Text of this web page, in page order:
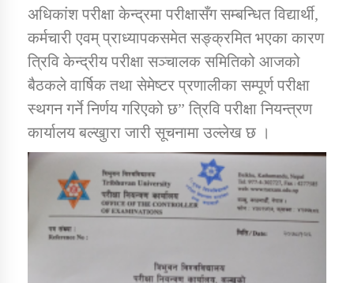
कार्यक्रम कार्यान्वयन एकाई जुम्लाको सुचना
अधिकांश परीक्षा केन्द्रमा परीक्षासँग सम्बन्धित विद्यार्थी,
कर्मचारी एवम् प्राध्यापकसमेत सङ्क्रमित भएका कारण
त्रिवि केन्द्रीय परीक्षा सञ्चालक समितिको आजको
बैठकले वार्षिक तथा सेमेष्टर प्रणालीका सम्पूर्ण परीक्षा
स्थगन गर्ने निर्णय गरिएको छ” त्रिवि परीक्षा नियन्त्रण
कार्यालय बल्खुारा जारी सूचनामा उल्लेख छ ।